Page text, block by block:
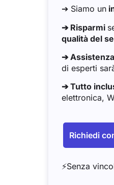
➔ Siamo un
➔ Risparmi
qualità del
➔
di esperti
➔ Tutto
elettronica,
Richiedi
⚡️Senza